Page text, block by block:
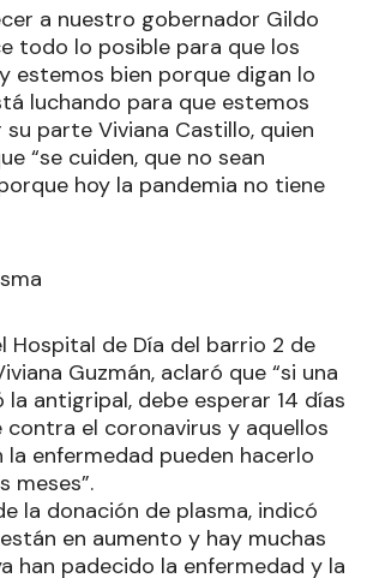
a nuestro gobernador Gildo
todo lo posible para que los
estemos bien porque digan lo
luchando para que estemos
su parte Viviana Castillo, quien
“se cuiden, que no sean
hoy la pandemia no tiene
Hospital de Día del barrio 2 de
Guzmán, aclaró que “si una
la antigripal, debe esperar 14 días
contra el coronavirus y aquellos
la enfermedad pueden hacerlo
meses”.
la donación de plasma, indicó
en aumento y hay muchas
han padecido la enfermedad y la